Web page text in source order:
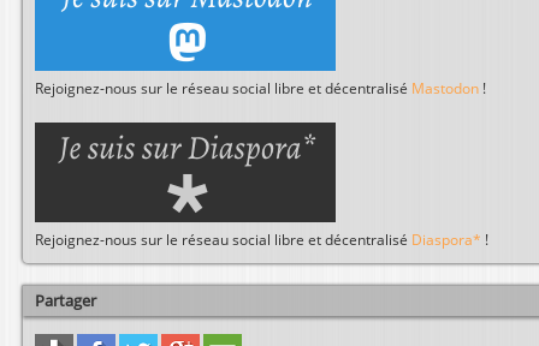
Rejoignez-nous sur le réseau social libre et décentralisé Mastodon !
Rejoignez-nous sur le réseau social libre et décentralisé Diaspora* !
Partager